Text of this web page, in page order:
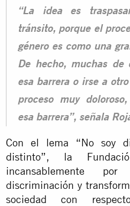
“La idea es
tránsito, porque el
género es como una
De hecho, muchas de
esa barrera o irse a
proceso muy
esa barrera”, señala
Con el lema “No soy
distinto”, la
incansablemente
discriminación y
sociedad con